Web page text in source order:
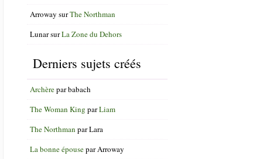
Arroway surThe Northman
LunarsurLa Zone du Dehors
Derniers sujets créés
Archèreparbabach
The Woman King parLiam
The Northman parLara
La bonne épouseparArroway